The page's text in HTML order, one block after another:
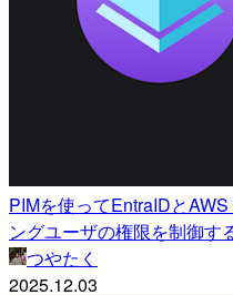
PIMを使ってEntraIDと
ングユーザの権限を制御す
つやたく
2025.12.03